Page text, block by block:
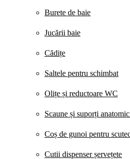
Burete de baie
Jucării baie
Cădițe
Saltele pentru schimbat
Olițe și reductoare WC
Scaune și suporți
Coș de gunoi pentru
Cutii dispenser șervețete